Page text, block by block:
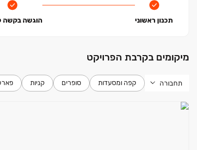
תכנון ראשוני הוגשה בקשה
מיקומים בקרבת הפרויקט
תחבורה קפה ומסעדות סופרים קניות